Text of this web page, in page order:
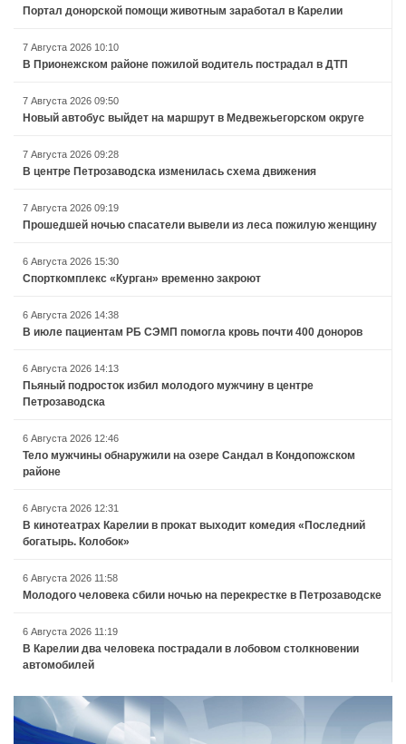
Портал донорской помощи животным заработал в Карелии
7 Августа 2026 10:10
В Прионежском районе пожилой водитель пострадал в ДТП
7 Августа 2026 09:50
Новый автобус выйдет на маршрут в Медвежьегорском округе
7 Августа 2026 09:28
В центре Петрозаводска изменилась схема движения
7 Августа 2026 09:19
Прошедшей ночью спасатели вывели из леса пожилую женщину
6 Августа 2026 15:30
Спорткомплекс «Курган» временно закроют
6 Августа 2026 14:38
В июле пациентам РБ СЭМП помогла кровь почти 400 доноров
6 Августа 2026 14:13
Пьяный подросток избил молодого мужчину в центре
Петрозаводска
6 Августа 2026 12:46
Тело мужчины обнаружили на озере Сандал в Кондопожском
районе
6 Августа 2026 12:31
В кинотеатрах Карелии в прокат выходит комедия «Последний
богатырь. Колобок»
6 Августа 2026 11:58
Молодого человека сбили ночью на перекрестке в Петрозаводске
6 Августа 2026 11:19
В Карелии два человека пострадали в лобовом столкновении
автомобилей